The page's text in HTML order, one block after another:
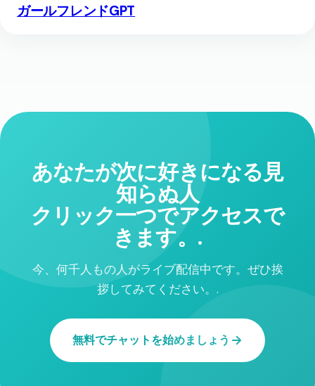
ガールフレンドGPT
あなたが次に好きになる見
知らぬ人
クリック一つでアクセスで
きます。.
今、何千人もの人がライブ配信中です。ぜひ挨
拶してみてください。.
無料でチャットを始めましょう